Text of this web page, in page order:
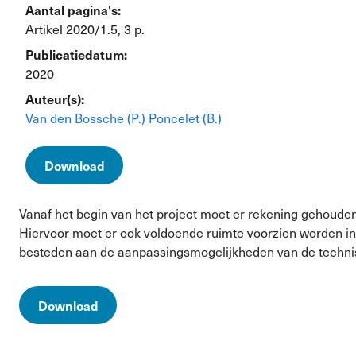
Aantal pagina's:
Artikel 2020/1.5, 3 p.
Publicatiedatum:
2020
Auteur(s):
Van den Bossche (P.) Poncelet (B.)
Download
Vanaf het begin van het project moet er rekening
Hiervoor moet er ook voldoende ruimte voorzien worden
besteden aan de aanpassingsmogelijkheden van de
Download